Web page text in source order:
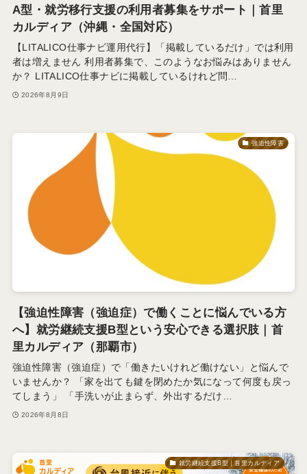
A型・就労移行支援の利用者募集をサポート｜首里
カルディア（沖縄・全国対応）
【LITALICO仕事ナビ運用代行】「掲載しているだけ」では利用
者は増えません 利用者募集で、このようなお悩みはありません
か？ LITALICO仕事ナビに掲載しているけれど問…
2026年8月9日
強迫性障害
【強迫性障害（強迫症）で働くことに悩んでいる方
へ】就労継続支援B型という安心できる選択肢｜首
里カルディア（那覇市）
強迫性障害（強迫症）で「働きたいけれど働けない」と悩んで
いませんか？ 「家を出ても鍵を閉めたか気になって何度も戻っ
てしまう」 「手洗いが止まらず、外出するだけ…
2026年8月8日
就労継続支援B型｜首里カルディア